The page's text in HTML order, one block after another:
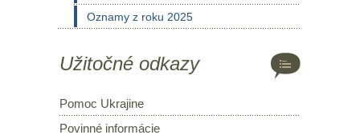
Oznamy z roku 2025
Užitočné odkazy
Pomoc Ukrajine
Povinné informácie